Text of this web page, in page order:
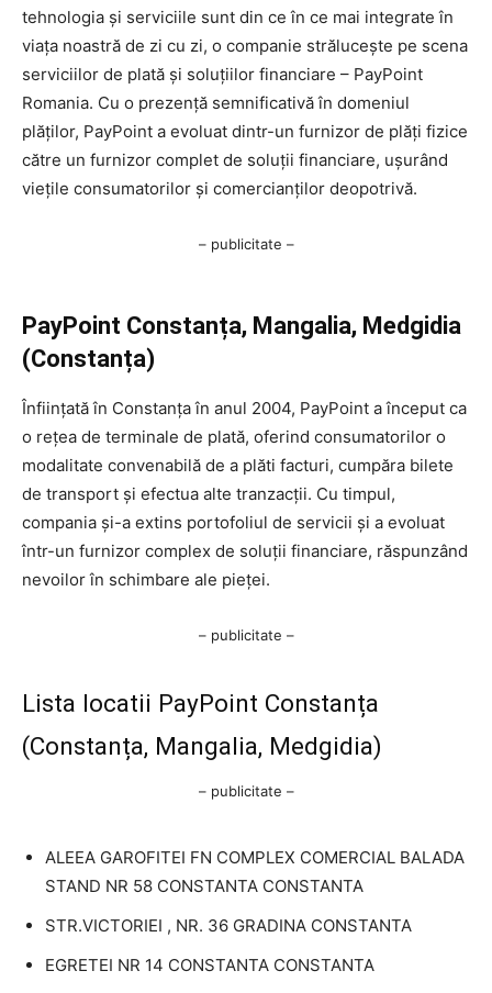
tehnologia și serviciile sunt din ce în ce mai integrate în
viața noastră de zi cu zi, o companie strălucește pe scena
serviciilor de plată și soluțiilor financiare – PayPoint
Romania. Cu o prezență semnificativă în domeniul
plăților, PayPoint a evoluat dintr-un furnizor de plăți fizice
către un furnizor complet de soluții financiare, ușurând
viețile consumatorilor și comercianților deopotrivă.
– publicitate –
PayPoint Constanța, Mangalia, Medgidia
(Constanța)
Înființată în Constanța în anul 2004, PayPoint a început ca
o rețea de terminale de plată, oferind consumatorilor o
modalitate convenabilă de a plăti facturi, cumpăra bilete
de transport și efectua alte tranzacții. Cu timpul,
compania și-a extins portofoliul de servicii și a evoluat
într-un furnizor complex de soluții financiare, răspunzând
nevoilor în schimbare ale pieței.
– publicitate –
Lista locatii PayPoint Constanța
(Constanța, Mangalia, Medgidia)
– publicitate –
ALEEA GAROFITEI FN COMPLEX COMERCIAL BALADA
STAND NR 58 CONSTANTA CONSTANTA
STR.VICTORIEI , NR. 36 GRADINA CONSTANTA
EGRETEI NR 14 CONSTANTA CONSTANTA